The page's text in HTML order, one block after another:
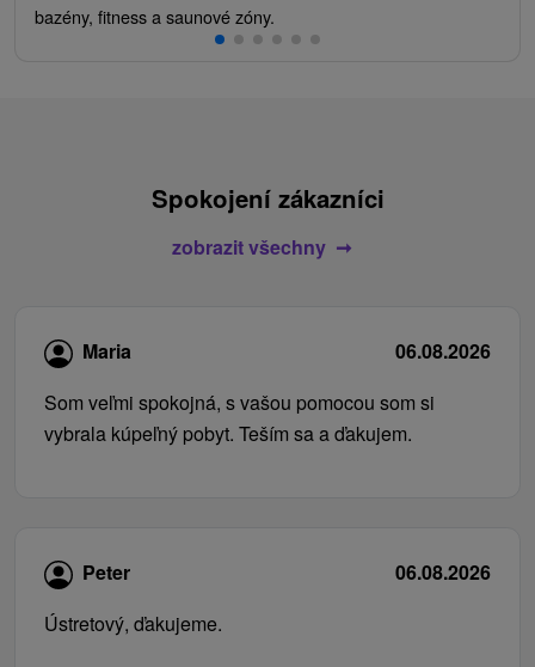
bazény, fitness a saunové zóny.
Spokojení zákazníci
zobrazit všechny
Maria
06.08.2026
Som veľmi spokojná, s vašou pomocou som si
vybrala kúpeľný pobyt. Teším sa a ďakujem.
Peter
06.08.2026
Ústretový, ďakujeme.